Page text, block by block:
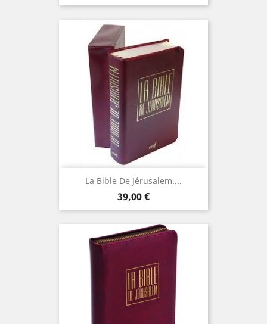
La Bible De Jérusalem....
Prix
39,00 €